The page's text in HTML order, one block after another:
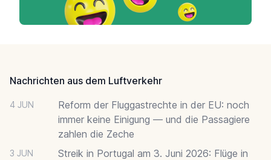
Nachrichten aus dem Luftverkehr
4 JUN
Reform der Fluggastrechte in der EU: noch
immer keine Einigung — und die Passagiere
zahlen die Zeche
3 JUN
Streik in Portugal am 3. Juni 2026: Flüge in